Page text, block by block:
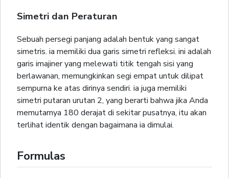
Simetri dan Peraturan
Sebuah persegi panjang adalah bentuk yang sangat
simetris. ia memiliki dua garis simetri refleksi. ini adalah
garis imajiner yang melewati titik tengah sisi yang
berlawanan, memungkinkan segi empat untuk dilipat
sempurna ke atas dirinya sendiri. ia juga memiliki
simetri putaran urutan 2, yang berarti bahwa jika Anda
memutarnya 180 derajat di sekitar pusatnya, itu akan
terlihat identik dengan bagaimana ia dimulai.
Formulas